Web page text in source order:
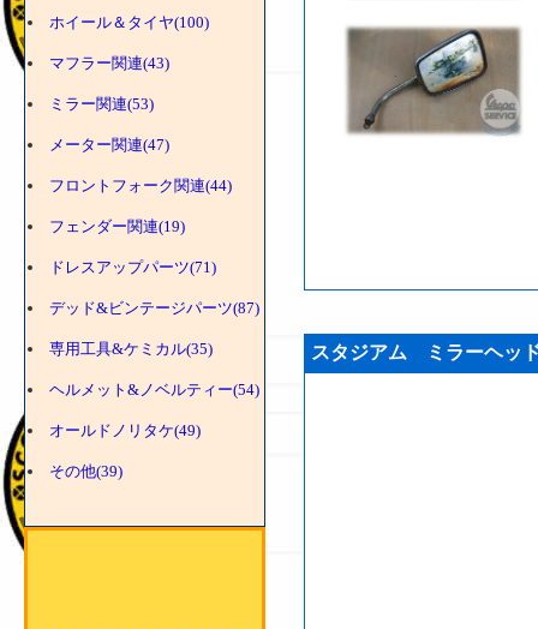
ホイール＆タイヤ(100)
マフラー関連(43)
ミラー関連(53)
メーター関連(47)
フロントフォーク関連(44)
フェンダー関連(19)
ドレスアップパーツ(71)
デッド&ビンテージパーツ(87)
専用工具&ケミカル(35)
ヘルメット&ノベルティー(54)
オールドノリタケ(49)
その他(39)
スタジアム ミラーヘッ